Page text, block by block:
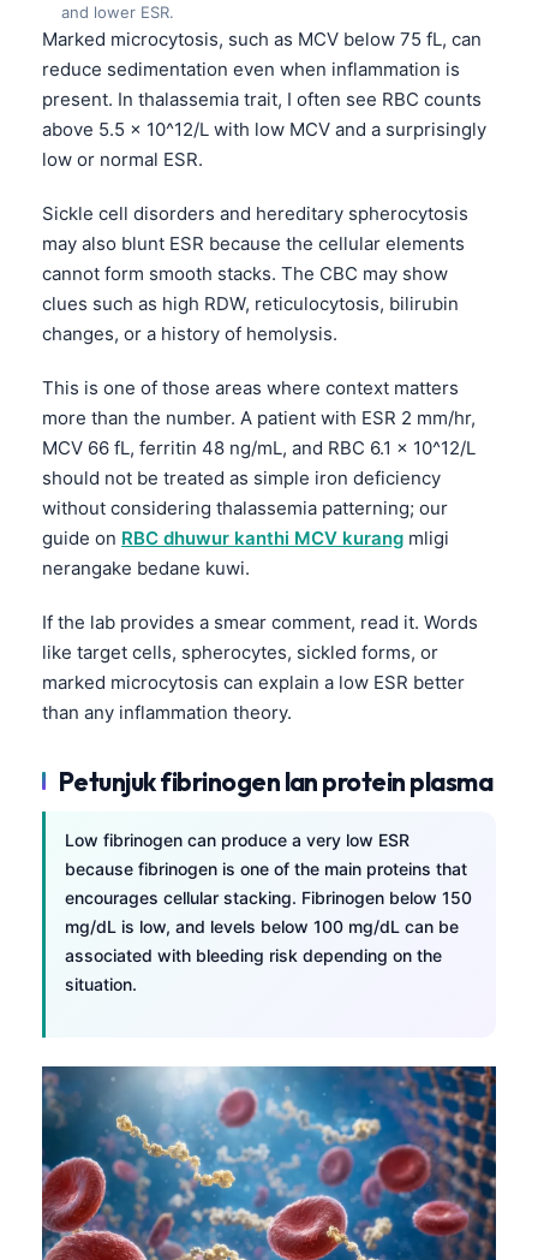
and lower ESR.
Marked microcytosis, such as MCV below 75 fL, can
reduce sedimentation even when inflammation is
present. In thalassemia trait, I often see RBC counts
above 5.5 x 10^12/L with low MCV and a surprisingly
low or normal ESR.
Sickle cell disorders and hereditary spherocytosis
may also blunt ESR because the cellular elements
cannot form smooth stacks. The CBC may show
clues such as high RDW, reticulocytosis, bilirubin
changes, or a history of hemolysis.
This is one of those areas where context matters
more than the number. A patient with ESR 2 mm/hr,
MCV 66 fL, ferritin 48 ng/mL, and RBC 6.1 x 10^12/L
should not be treated as simple iron deficiency
without considering thalassemia patterning; our
guide on RBC dhuwur kanthi MCV kurang mligi
nerangake bedane kuwi.
If the lab provides a smear comment, read it. Words
like target cells, spherocytes, sickled forms, or
marked microcytosis can explain a low ESR better
than any inflammation theory.
Petunjuk fibrinogen lan protein plasma
Low fibrinogen can produce a very low ESR
because fibrinogen is one of the main proteins that
encourages cellular stacking. Fibrinogen below 150
mg/dL is low, and levels below 100 mg/dL can be
associated with bleeding risk depending on the
situation.
Bahasa Melayu
Tiếng Việt
Tagalog
ไทย
Українська
O‘zbekcha
Català
Suomi
Slovenčina
كوردی‎
پښتو
سنڌي
සිංහල
Galego
Latviešu valoda
Македонски јазик
Euskara
Gàidhlig
Occitan
العربية المغربية
Монгол
ພາສາລາວ
Cebuano
ئۇيغۇرچە